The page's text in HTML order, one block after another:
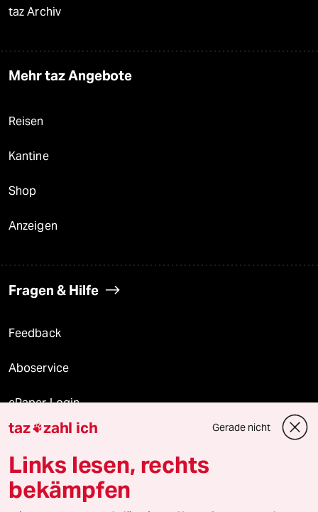
taz Archiv
Mehr taz Angebote
Reisen
Kantine
Shop
Anzeigen
Fragen & Hilfe
Feedback
Aboservice
ePaper Login
Downloads für Abonnierende
© 2026 taz Verlags und Vertriebs GmbH
taz zahl ich Gerade nicht
Links lesen, rechts
bekämpfen